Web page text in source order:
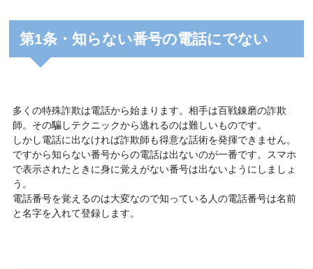
第1条・知らない番号の電話にでない
多くの特殊詐欺は電話から始まります。相手は百戦錬磨の詐欺
師。その騙しテクニックから逃れるのは難しいものです。
しかし電話に出なければ詐欺師も得意な話術を発揮できません。
ですから知らない番号からの電話は出ないのが一番です。スマホ
で表示されたときに身に覚えがない番号は出ないようにしましょ
う。
電話番号を覚えるのは大変なので知っている人の電話番号は名前
と名字を入れて登録します。